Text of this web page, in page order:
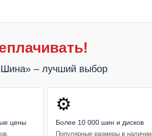
– лучший выбор
цены
⚙️
Более 10 000 шин и дисков
Популярные размеры в наличии,